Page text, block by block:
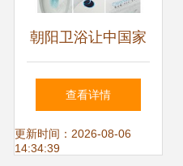
朝阳卫浴让中国家
庭用上高品质卫浴
幸福 触手可及
查看详情
更新时间：2026-08-06
14:34:39